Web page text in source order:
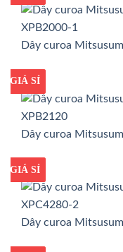
Dây curoa
GIÁ TỐT
GIÁ SỈ
Dây curoa
GIÁ TỐT
GIÁ SỈ
Dây curoa